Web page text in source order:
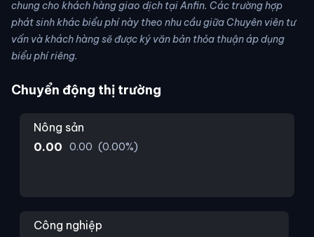
chung cho khách hàng giao dịch tại Anfin. Các trường hợp
phát sinh khác biểu phí này theo nhu cầu giữa Chuyên viên tư
vấn và khách hàng sẽ được ký văn bản thỏa thuận áp dụng
biểu phí riêng.
Chuyển động thị trường
Nông sản
0.00
0.00 (0.00%)
Công nghiệp